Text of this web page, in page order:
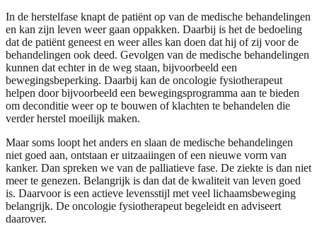
In de herstelfase knapt de patiënt op van de medische behandelingen
en kan zijn leven weer gaan oppakken. Daarbij is het de bedoeling
dat de patiënt geneest en weer alles kan doen dat hij of zij voor de
behandelingen ook deed. Gevolgen van de medische behandelingen
kunnen dat echter in de weg staan, bijvoorbeeld een
bewegingsbeperking. Daarbij kan de oncologie fysiotherapeut
helpen door bijvoorbeeld een bewegingsprogramma aan te bieden
om deconditie weer op te bouwen of klachten te behandelen die
verder herstel moeilijk maken.
Maar soms loopt het anders en slaan de medische behandelingen
niet goed aan, ontstaan er uitzaaiingen of een nieuwe vorm van
kanker. Dan spreken we van de palliatieve fase. De ziekte is dan niet
meer te genezen. Belangrijk is dan dat de kwaliteit van leven goed
is. Daarvoor is een actieve levensstijl met veel lichaamsbeweging
belangrijk. De oncologie fysiotherapeut begeleidt en adviseert
daarover.